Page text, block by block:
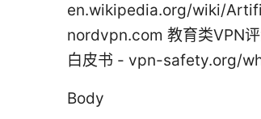
en.wikipedia.org/wiki/
nordvpn.com 教育类VPN
白皮书 - vpn-safety.org/
Body